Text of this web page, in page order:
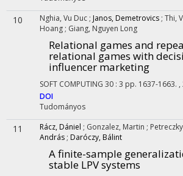
10 Nghia, Vu Duc ; Janos, Demetrovics ; Thi,
Hoang ; Giang, Nguyen Long
Relational games and
relational games with
influencer marketing
SOFT COMPUTING 30 : 3 pp. 1637-1663. ,
DOI
Tudományos
11 Rácz, Dániel ; Gonzalez, Martin ;
András ; Daróczy, Bálint
A finite-sample
stable LPV systems